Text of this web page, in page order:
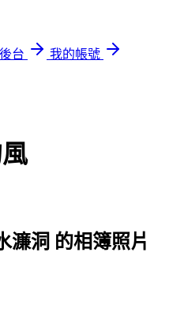
台
我的帳號
濂洞 的相簿照片